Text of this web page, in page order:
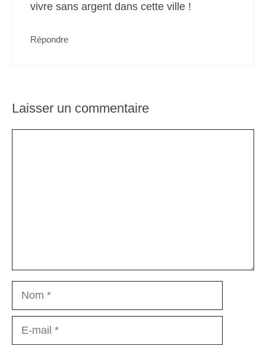
vivre sans argent dans cette ville !
Répondre
Laisser un commentaire
Nom